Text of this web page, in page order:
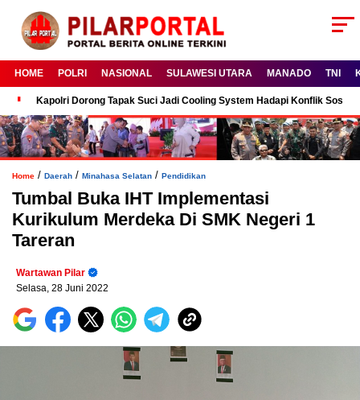
HOME POLRI NASIONAL SULAWESI UTARA MANADO TNI
Kapolri Dorong Tapak Suci Jadi Cooling System Hadapi Konflik Sosial
Home / Daerah / Minahasa Selatan / Pendidikan
Tumbal Buka IHT Implementasi
Kurikulum Merdeka Di SMK Negeri 1
Tareran
Wartawan Pilar
Selasa, 28 Juni 2022